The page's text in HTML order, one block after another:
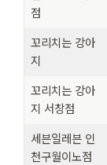
점
꼬리치는 강아
지
꼬리치는 강아
지 서창점
세븐일레븐 인
천구월이노점